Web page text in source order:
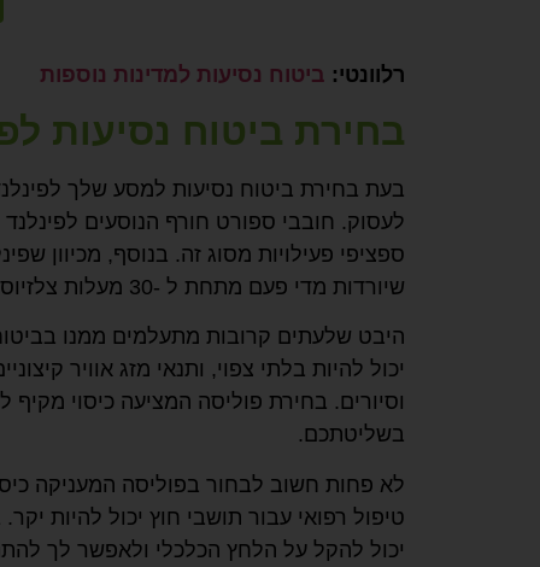
רלוונטי: ביטוח נסיעות למדינות נוספות
בחירת ביטוח נסיעות
בעת בחירת ביטוח נסיעות למסע שלך
לעסוק. חובבי ספורט חורף הנוסעים
ספציפי פעילויות מסוג זה. בנוסף, מכיוון
שיורדות מדי פעם מתחת ל -30 מעלות צלזיוס, ביטוח המכסה תאונות או מחלות הקשורות לקור הוא חובה.
היבט שלעתים קרובות מתעלמים ממנו בביטוח
יכול להיות בלתי צפוי, ותנאי מזג אוויר
וסיורים. בחירת פוליסה המציעה כיסוי
בשליטתכם.
לא פחות חשוב לבחור בפוליסה המעניקה
טיפול רפואי עבור תושבי חוץ יכול להיות
יכול להקל על הלחץ הכלכלי ולאפשר לך